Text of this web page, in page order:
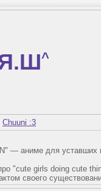
^
Chuuni :3
— аниме для
"cute girls doing cute
своего